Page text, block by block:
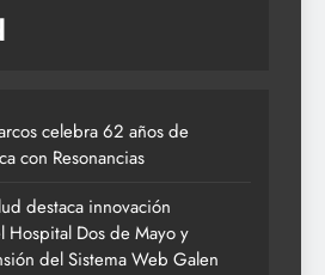
celebra 62 años de
con Resonancias
destaca innovación
Hospital Dos de Mayo y
del Sistema Web Galen